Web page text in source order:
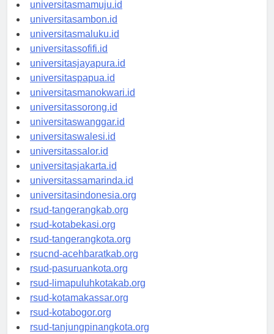
universitasmamuju.id
universitasambon.id
universitasmaluku.id
universitassofifi.id
universitasjayapura.id
universitaspapua.id
universitasmanokwari.id
universitassorong.id
universitaswanggar.id
universitaswalesi.id
universitassalor.id
universitasjakarta.id
universitassamarinda.id
universitasindonesia.org
rsud-tangerangkab.org
rsud-kotabekasi.org
rsud-tangerangkota.org
rsucnd-acehbaratkab.org
rsud-pasuruankota.org
rsud-limapuluhkotakab.org
rsud-kotamakassar.org
rsud-kotabogor.org